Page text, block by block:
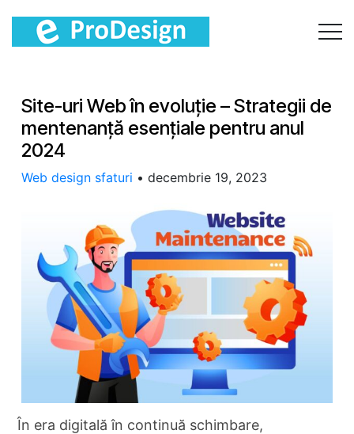
Site-uri Web în evoluție – Strategii de
mentenanță esențiale pentru anul
2024
Web design sfaturi • decembrie 19, 2023
În era digitală în continuă schimbare,